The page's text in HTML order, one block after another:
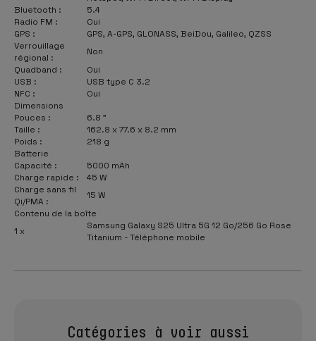
Bluetooth :
5.4
Radio FM :
Oui
GPS :
GPS, A-GPS, GLONASS, BeiDou, Galileo, QZSS
Verrouillage
régional :
Non
Quadband :
Oui
USB :
USB type C 3.2
NFC :
Oui
Dimensions
Pouces :
6.8 "
Taille :
162.8 x 77.6 x 8.2 mm
Poids :
218 g
Batterie
Capacité :
5000 mAh
Charge rapide :
45 W
Charge sans fil
Qi/PMA :
15 W
Contenu de la boîte
1 x
Samsung Galaxy S25 Ultra 5G 12 Go/256 Go Rose
Titanium - Téléphone mobile
Catégories à voir aussi